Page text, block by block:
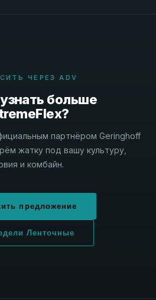
ЧЕРЕЗ ADV
больше
партнёром Geringhoff
жатку под вашу культуру,
и комбайн.
предложение
Ленточные